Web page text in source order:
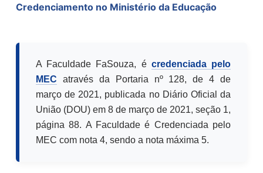
Credenciamento no Ministério da Educação
A Faculdade FaSouza, é credenciada pelo
MEC através da Portaria nº 128, de 4 de
março de 2021, publicada no Diário Oficial da
União (DOU) em 8 de março de 2021, seção 1,
página 88. A Faculdade é Credenciada pelo
MEC com nota 4, sendo a nota máxima 5.